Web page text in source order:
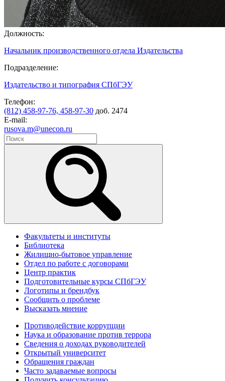
Должность:
Начальник производственного отдела Издательства
Подразделение:
Издательство и типография СПбГЭУ
Телефон:
(812) 458-97-76, 458-97-30 доб. 2474
E-mail:
rusova.m@unecon.ru
Факультеты и институты
Библиотека
Жилищно-бытовое управление
Отдел по работе с договорами
Центр практик
Подготовительные курсы СПбГЭУ
Логотипы и брендбук
Сообщить о проблеме
Высказать мнение
Противодействие коррупции
Наука и образование против террора
Сведения о доходах руководителей
Открытый университет
Обращения граждан
Часто задаваемые вопросы